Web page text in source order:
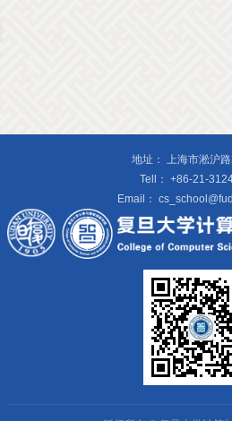
地址：
上海市淞沪
Tell： +86-21-
Email：